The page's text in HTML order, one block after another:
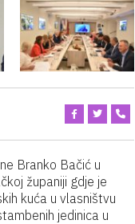
Branko Bačić u
županiji gdje je
kuća u vlasništvu
jedinica u